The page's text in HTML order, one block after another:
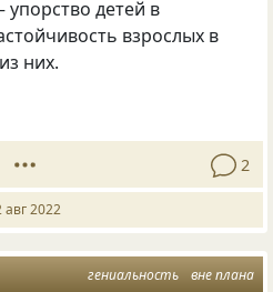
детей в
взрослых в
них.
2
авг 2022
гениальность вне плана